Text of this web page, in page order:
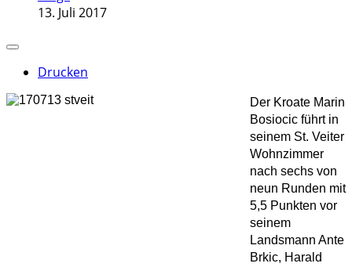
13. Juli 2017
Drucken
Der Kroate Marin
Bosiocic führt in
seinem St. Veiter
Wohnzimmer
nach sechs von
neun Runden mit
5,5 Punkten vor
seinem
Landsmann Ante
Brkic, Harald